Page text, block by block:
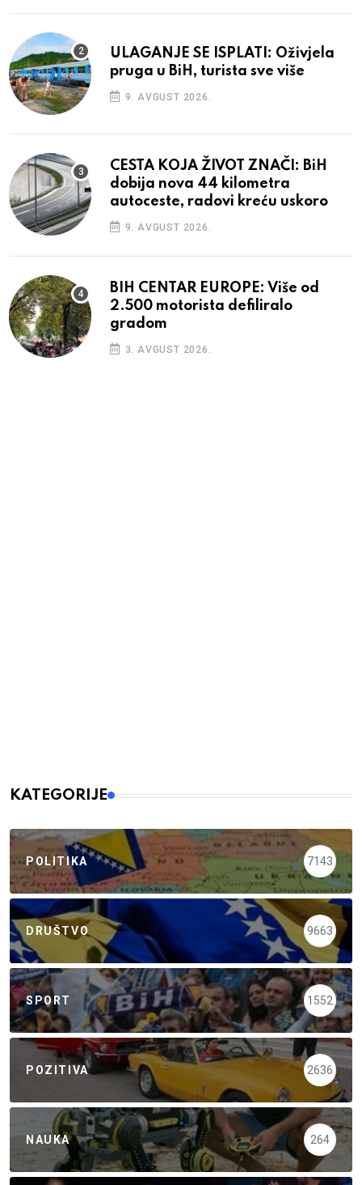
ULAGANJE SE ISPLATI: Oživjela
pruga u BiH, turista sve više
9. AVGUST 2026.
CESTA KOJA ŽIVOT ZNAČI: BiH
dobija nova 44 kilometra
autoceste, radovi kreću uskoro
9. AVGUST 2026.
BIH CENTAR EUROPE: Više od
2.500 motorista defiliralo
gradom
3. AVGUST 2026.
KATEGORIJE
POLITIKA 7143
DRUŠTVO 9663
SPORT 1552
POZITIVA 2636
NAUKA 264